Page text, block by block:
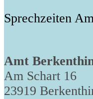
Sprechzeiten
Amt
Am Schart 16
23919